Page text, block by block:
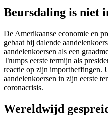
Beursdaling is niet
De Amerikaanse economie en
gebaat bij dalende
aandelenkoersen als een
Trumps eerste termijn als
reactie op zijn importheffingen.
aandelenkoersen in zijn eerste
coronacrisis.
Wereldwijd